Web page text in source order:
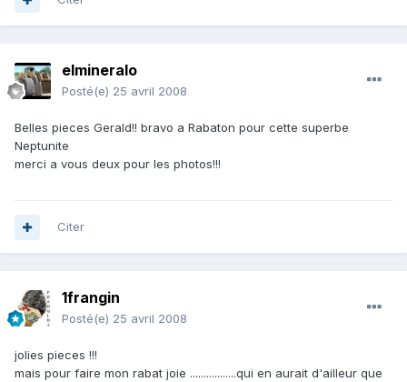
elmineralo
Posté(e) 25 avril 2008
Belles pieces Gerald!! bravo a Rabaton pour cette superbe
Neptunite
merci a vous deux pour les photos!!!
Citer
1frangin
Posté(e) 25 avril 2008
jolies pieces !!!
mais pour faire mon rabat joie .................qui en aurait d'ailleur que